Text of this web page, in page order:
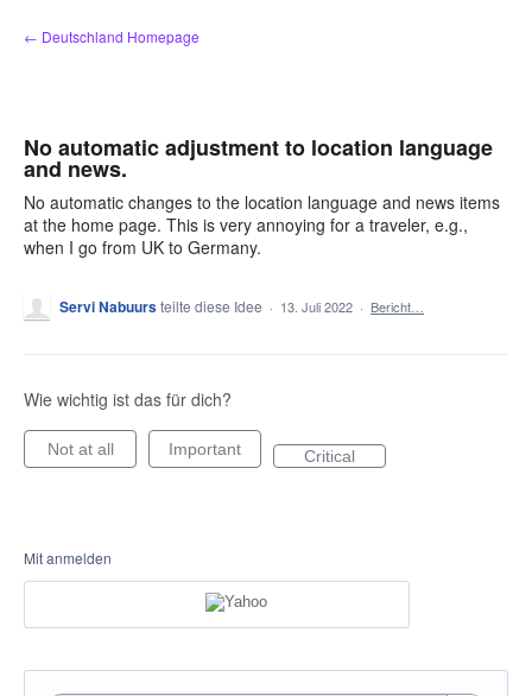
Zum
Inhalt
← Deutschland Homepage
No automatic adjustment to location language
and news.
No automatic changes to the location language and news items
at the home page. This is very annoying for a traveler, e.g.,
when I go from UK to Germany.
Servi Nabuursteilte diese Idee · 13. Juli 2022 · Bericht…
Wie wichtig ist das für dich?
Not at all Important Critical
Mit anmelden